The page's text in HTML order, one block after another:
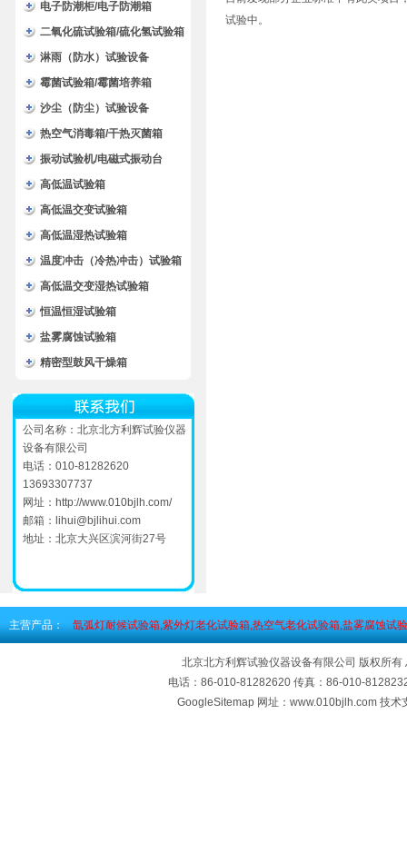
电子防潮柜/电子防潮箱
二氧化硫试验箱/硫化氢试验箱
淋雨（防水）试验设备
霉菌试验箱/霉菌培养箱
沙尘（防尘）试验设备
热空气消毒箱/干热灭菌箱
振动试验机/电磁式振动台
高低温试验箱
高低温交变试验箱
高低温湿热试验箱
温度冲击（冷热冲击）试验箱
高低温交变湿热试验箱
恒温恒湿试验箱
盐雾腐蚀试验箱
精密型鼓风干燥箱
公司名称：北京北方利辉试验仪器
设备有限公司
电话：010-81282620
13693307737
网址： http://www.010bjlh.com/
邮箱： lihui@bjlihui.com
地址：北京大兴区滨河街27号
试验中。
主营产品： 氙弧灯耐候试验箱,紫外灯老化试验箱,热空气老化试验箱,盐雾腐蚀试
北京北方利辉试验仪器设备有限公司 版权所有
电话：86-010-81282620 传真：86-010-
GoogleSitemap 网址：www.010bjlh.com 技